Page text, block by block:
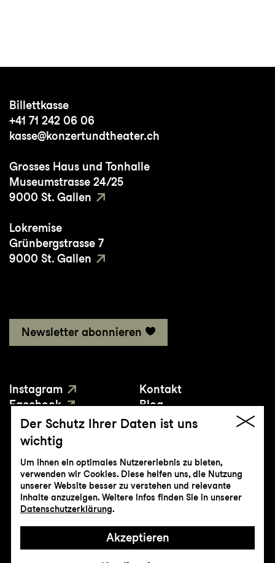
Billettkasse
+41 71 242 06 06
kasse@konzertundtheater.ch
Grosses Haus und Tonhalle
Museumstrasse 24/25
9000 St. Gallen
Lokremise
Grünbergstrasse 7
9000 St. Gallen
Newsletter abonnieren
Instagram
Facebook
YouTube
Kontakt
Blog
Presse
© Genossenschaft Konzert und Theater
St.Gallen
Impressum
Datenschutz AGB Intranet
Der Schutz Ihrer Daten ist uns
wichtig
Um Ihnen ein optimales Nutzererlebnis zu bieten,
verwenden wir Cookies. Diese helfen uns, die Nutzung
unserer Website besser zu verstehen und relevante
Inhalte anzuzeigen. Weitere Infos finden Sie in unserer
Datenschutzerklärung.
Akzeptieren